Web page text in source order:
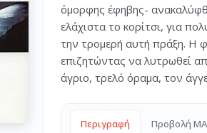
όμορφης έφηβης-
ελάχιστα το κορίτσι, για
την τρομερή αυτή πράξη. Η
επιζητώντας να λυτρωθεί
άγριο, τρελό όραμα, τον
Περιγραφή Προβολή